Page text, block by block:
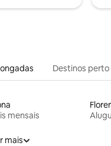
Destinos perto
mensais
mais